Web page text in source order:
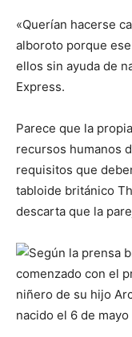
«Querían hacerse
alboroto porque
ellos sin ayuda de
Express.
Parece que la
recursos humanos
requisitos que
tabloide británico
descarta que la